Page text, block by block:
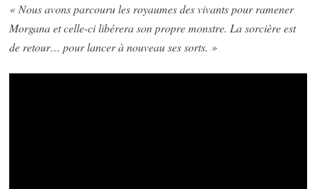
« Nous avons parcouru les royaumes des vivants pour ramener
Morgana et celle-ci libérera son propre monstre. La sorcière est
de retour… pour lancer à nouveau ses sorts. »